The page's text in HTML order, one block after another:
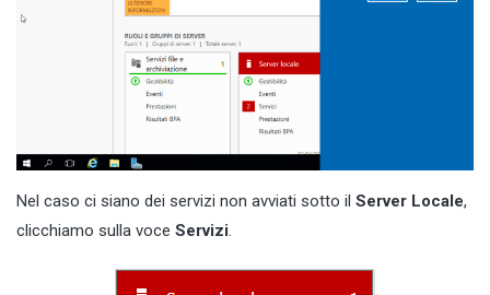
Nel caso ci siano dei servizi non avviati sotto il Server Locale,
clicchiamo sulla voce Servizi.